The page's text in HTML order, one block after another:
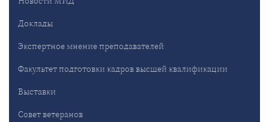
Доклады
Экспертное мнение преподавателей
Факультет подготовки кадров высшей квалификации
Выставки
Совет ветеранов